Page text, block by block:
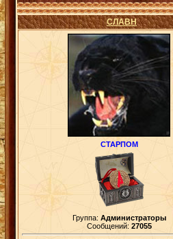
СЛАВН
СТАРПОМ
Группа: Администраторы
Сообщений: 27055